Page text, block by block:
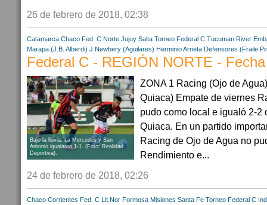
26 de febrero de 2018, 02:38
Catamarca Chaco Fed. C Norte Jujuy Salta Torneo Federal C Tucuman River
Marapa (J.B. Alberdi) J.Newbery (Aguilares) Herminio Arrieta Defensores (Fraile
Federal C - REGIÓN NORTE -
Bajo la lluvia, La Mercedes y San
Antonio igualaron 1-1. (Foto: Realidad
Deportiva).
ZONA 1 Racing (Ojo de
Quiaca) Empate de viernes
pudo como local e igualó 2-2
Quiaca. En un partido
Racing de Ojo de Agua no
Rendimiento e...
24 de febrero de 2018, 02:26
Chaco Corrientes Fed. C Lit.Nor Formosa Misiones Santa Fe Torneo Federal C